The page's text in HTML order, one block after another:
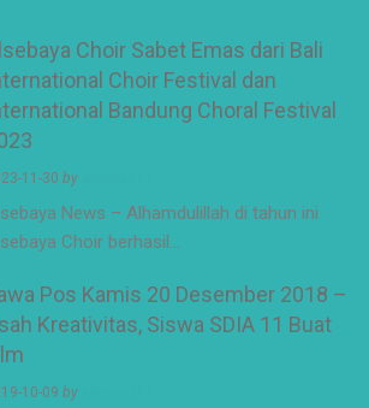
Choir Sabet Emas dari Bali
Choir Festival dan
Bandung Choral Festival
11-30 by
News – Alhamdulillah di tahun ini
Choir berhasil…
Pos Kamis 20 Desember 2018 –
Kreativitas, Siswa SDIA 11 Buat
10-09 by